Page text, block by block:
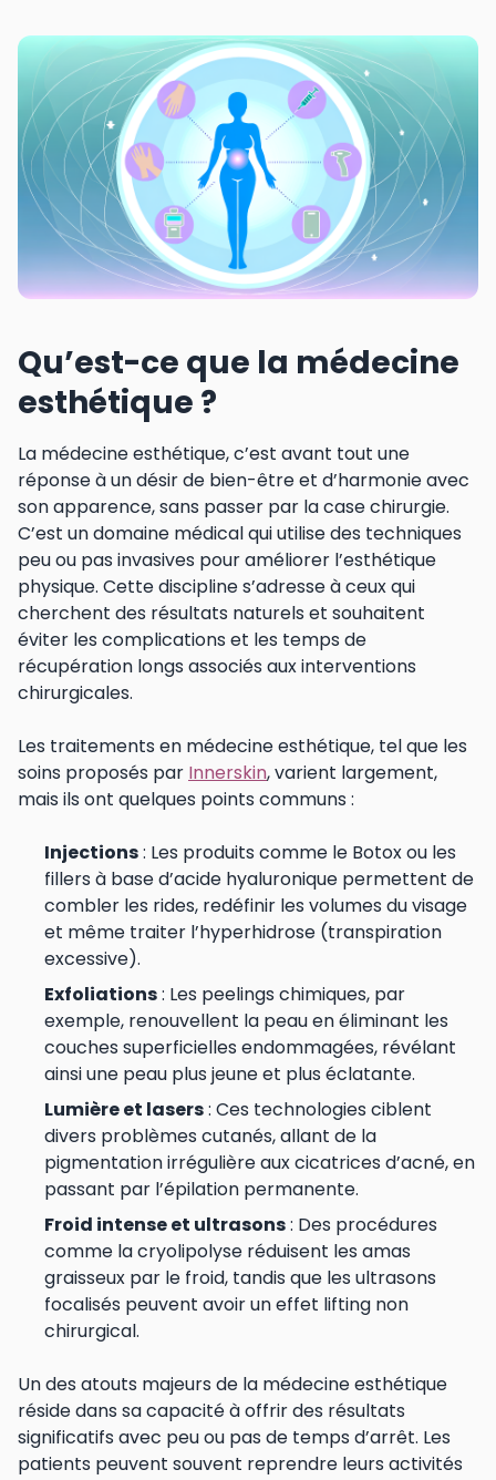
Qu’est-ce que la médecine
esthétique ?
La médecine esthétique, c’est avant tout une
réponse à un désir de bien-être et d’harmonie avec
son apparence, sans passer par la case chirurgie.
C’est un domaine médical qui utilise des techniques
peu ou pas invasives pour améliorer l’esthétique
physique. Cette discipline s’adresse à ceux qui
cherchent des résultats naturels et souhaitent
éviter les complications et les temps de
récupération longs associés aux interventions
chirurgicales.
Les traitements en médecine esthétique, tel que les
soins proposés par Innerskin, varient largement,
mais ils ont quelques points communs :
Injections: Les produits comme le Botox ou les
fillers à base d’acide hyaluronique permettent de
combler les rides, redéfinir les volumes du visage
et même traiter l’hyperhidrose (transpiration
excessive).
Exfoliations: Les peelings chimiques, par
exemple, renouvellent la peau en éliminant les
couches superficielles endommagées, révélant
ainsi une peau plus jeune et plus éclatante.
Lumière et lasers: Ces technologies ciblent
divers problèmes cutanés, allant de la
pigmentation irrégulière aux cicatrices d’acné, en
passant par l’épilation permanente.
Froid intense et ultrasons: Des procédures
comme la cryolipolyse réduisent les amas
graisseux par le froid, tandis que les ultrasons
focalisés peuvent avoir un effet lifting non
chirurgical.
Un des atouts majeurs de la médecine esthétique
réside dans sa capacité à offrir des résultats
significatifs avec peu ou pas de temps d’arrêt. Les
patients peuvent souvent reprendre leurs activités